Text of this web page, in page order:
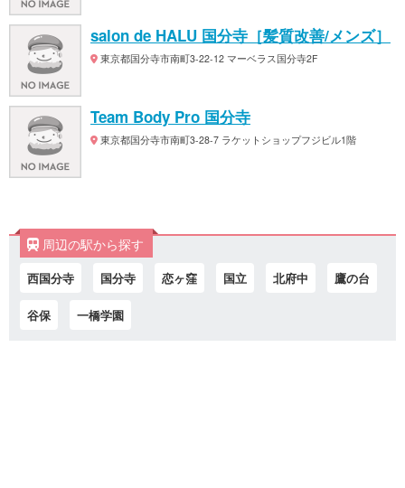
salon de HALU 国分寺［髪質改善/メンズ］
東京都国分寺市南町3-22-12 マーベラス国分寺2F
Team Body Pro 国分寺
東京都国分寺市南町3-28-7 ラケットショップフジビル1階
周辺の駅から探す
西国分寺 国分寺 恋ヶ窪 国立 北府中 鷹の台
谷保 一橋学園